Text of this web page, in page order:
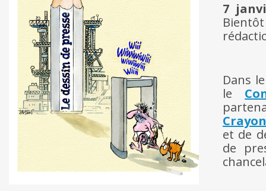
7
Dans
le
Crayon
et de
de